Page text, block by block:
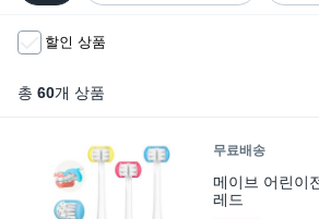
할인 상품
총 60개 상품
무료배송
메이브 어린이
레드